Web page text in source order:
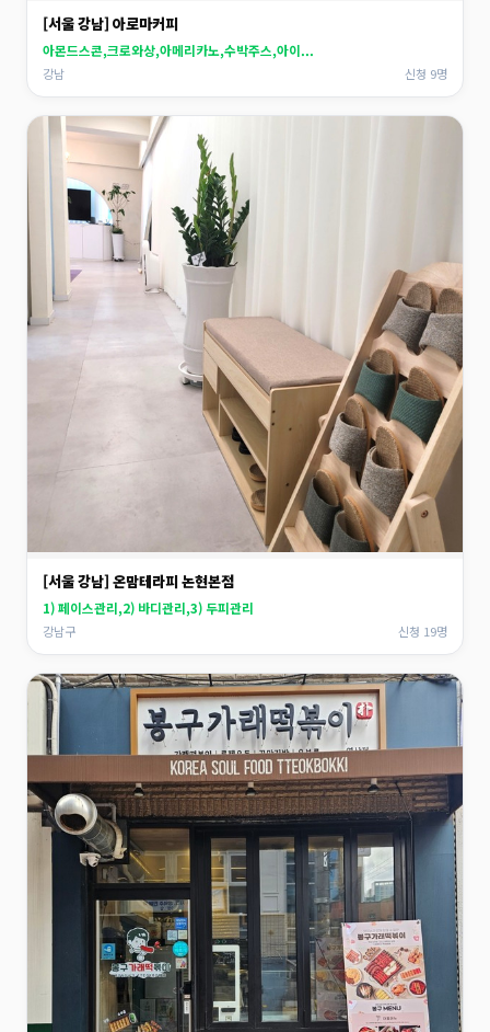
[서울 강남] 아로마커피
아몬드스콘,크로와상,아메리카노,수박주스,아이...
강남 신청 9명
[서울 강남] 온맘테라피 논현본점
1) 페이스관리,2) 바디관리,3) 두피관리
강남구 신청 19명